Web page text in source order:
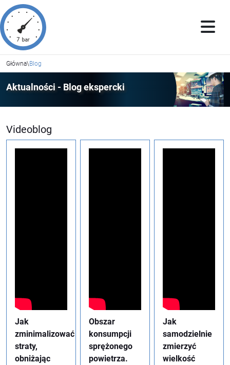
Główna\Blog
Aktualności - Blog ekspercki
Videoblog
Jak
zminimalizować
straty,
obniżając
Obszar
konsumpcji
sprężonego
powietrza.
Jak
samodzielnie
zmierzyć
wielkość